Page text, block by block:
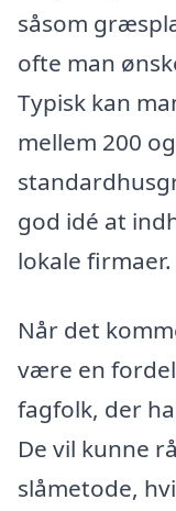
såsom
ofte man
Typisk kan
mellem 200
god idé at
lokale firmaer.
Når det
være en
fagfolk, der
De vil kunne
slåmetode,